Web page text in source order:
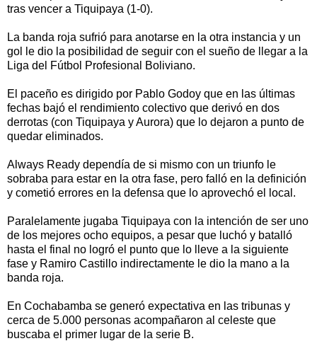
tras vencer a Tiquipaya (1-0).
La banda roja sufrió para anotarse en la otra instancia y un
gol le dio la posibilidad de seguir con el sueño de llegar a la
Liga del Fútbol Profesional Boliviano.
El paceño es dirigido por Pablo Godoy que en las últimas
fechas bajó el rendimiento colectivo que derivó en dos
derrotas (con Tiquipaya y Aurora) que lo dejaron a punto de
quedar eliminados.
Always Ready dependía de si mismo con un triunfo le
sobraba para estar en la otra fase, pero falló en la definición
y cometió errores en la defensa que lo aprovechó el local.
Paralelamente jugaba Tiquipaya con la intención de ser uno
de los mejores ocho equipos, a pesar que luchó y batalló
hasta el final no logró el punto que lo lleve a la siguiente
fase y Ramiro Castillo indirectamente le dio la mano a la
banda roja.
En Cochabamba se generó expectativa en las tribunas y
cerca de 5.000 personas acompañaron al celeste que
buscaba el primer lugar de la serie B.